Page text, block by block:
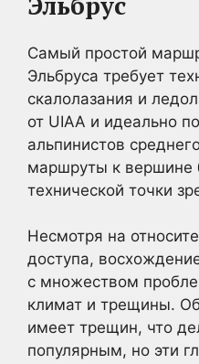
Самый простой
Эльбруса требует
скалолазания и
от UIAA и идеально
альпинистов
маршруты к вершине
технической точки
Несмотря на
доступа,
с множеством
климат и трещины.
имеет трещин, что
популярным, но эти